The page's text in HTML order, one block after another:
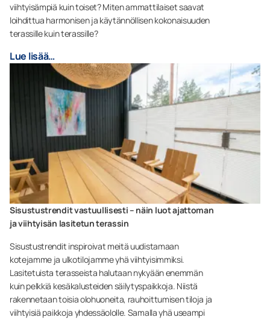
viihtyisämpiä kuin toiset? Miten ammattilaiset saavat
loihdittua harmonisen ja käytännöllisen kokonaisuuden
terassille kuin terassille?
Lue lisää…
Sisustustrendit vastuullisesti – näin luot ajattoman
ja viihtyisän lasitetun terassin
Sisustustrendit inspiroivat meitä uudistamaan
kotejamme ja ulkotilojamme yhä viihtyisimmiksi.
Lasitetuista terasseista halutaan nykyään enemmän
kuin pelkkiä kesäkalusteiden säilytyspaikkoja. Niistä
rakennetaan toisia olohuoneita, rauhoittumisen tiloja ja
viihtyisiä paikkoja yhdessäololle. Samalla yhä useampi